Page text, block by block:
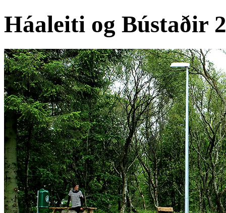
Háaleiti og Bústaðir